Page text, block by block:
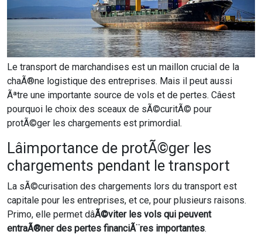
Le transport de marchandises est un maillon crucial de la
chaÃ®ne logistique des entreprises. Mais il peut aussi
Ãªtre une importante source de vols et de pertes. Câest
pourquoi le choix des sceaux de sÃ©curitÃ© pour
protÃ©ger les chargements est primordial.
Lâimportance de protÃ©ger les
chargements pendant le transport
La sÃ©curisation des chargements lors du transport est
capitale pour les entreprises, et ce, pour plusieurs raisons.
Primo, elle permet dâÃ©viter les vols qui peuvent
entraÃ®ner des pertes financiÃ¨res importantes.